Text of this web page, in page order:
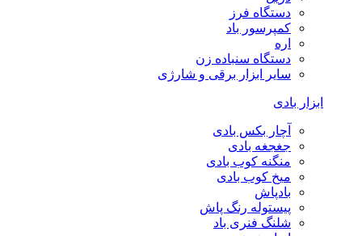
دستگاه فرز
کمپرسور باد
اره
دستگاه سنباده زن
سایر ابزار برقی و شارژی
ابزار بادی
آچار بکس بادی
جغجغه بادی
منگنه کوب بادی
میخ کوب بادی
بادپاش
پیستوله رنگ پاش
شلنگ فنری باد